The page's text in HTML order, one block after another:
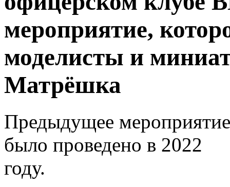
мероприятие,
моделисты и
Матрёшка
Предыдущее мероприятие
было проведено в 2022
году.